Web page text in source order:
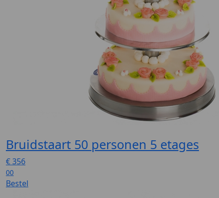
Bruidstaart 50 personen 5 etages
€356
00
Bestel